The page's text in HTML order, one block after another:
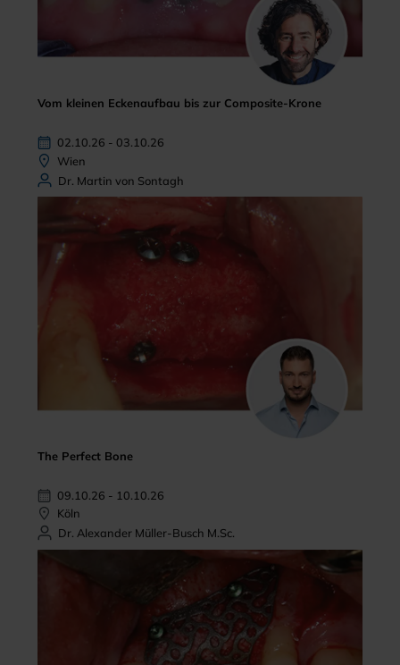
Vom kleinen Eckenaufbau bis zur Composite-Krone
02.10.26 - 03.10.26
Wien
Dr. Martin von Sontagh
The Perfect Bone
09.10.26 - 10.10.26
Köln
Dr. Alexander Müller-Busch M.Sc.